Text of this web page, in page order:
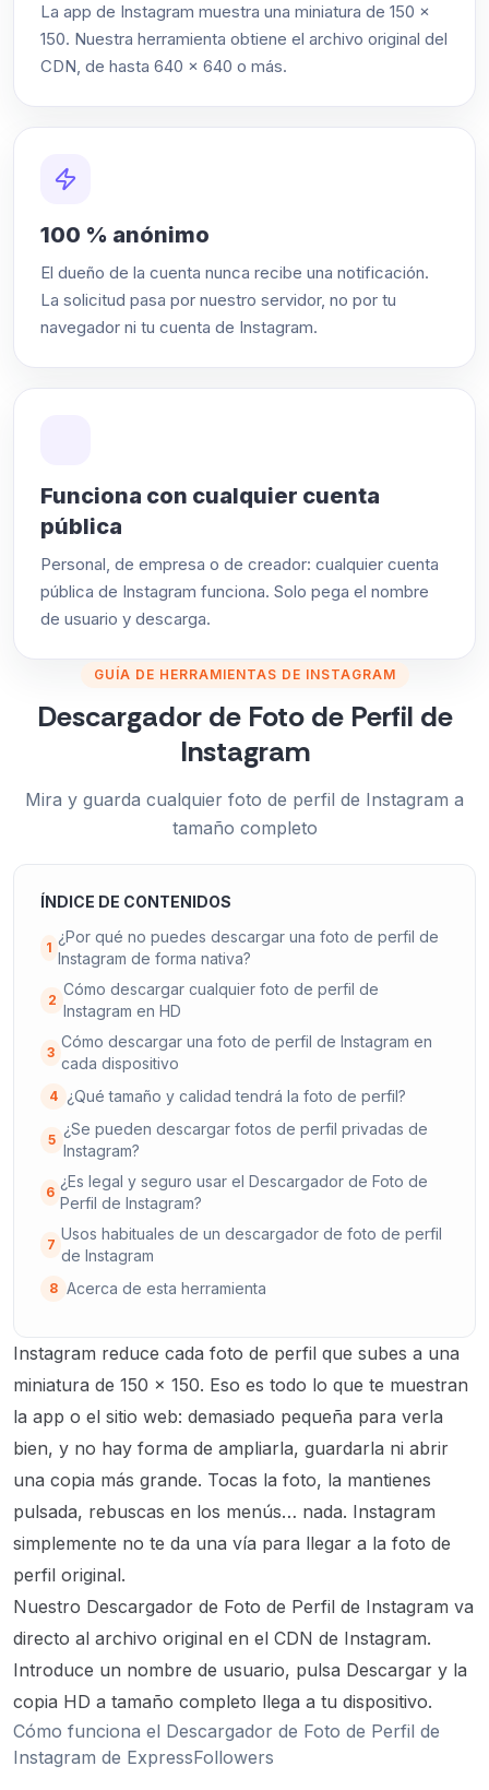
La app de Instagram muestra una miniatura de 150 ×
150. Nuestra herramienta obtiene el archivo original del
CDN, de hasta 640 × 640 o más.
100 % anónimo
El dueño de la cuenta nunca recibe una notificación.
La solicitud pasa por nuestro servidor, no por tu
navegador ni tu cuenta de Instagram.
Funciona con cualquier cuenta
pública
Personal, de empresa o de creador: cualquier cuenta
pública de Instagram funciona. Solo pega el nombre
de usuario y descarga.
GUÍA DE HERRAMIENTAS DE INSTAGRAM
Descargador de Foto de Perfil de
Instagram
Mira y guarda cualquier foto de perfil de Instagram a
tamaño completo
ÍNDICE DE CONTENIDOS
1
¿Por qué no puedes descargar una foto de perfil de
Instagram de forma nativa?
2
Cómo descargar cualquier foto de perfil de
Instagram en HD
3
Cómo descargar una foto de perfil de Instagram en
cada dispositivo
4 ¿Qué tamaño y calidad tendrá la foto de perfil?
5
¿Se pueden descargar fotos de perfil privadas de
Instagram?
6
¿Es legal y seguro usar el Descargador de Foto de
Perfil de Instagram?
7
Usos habituales de un descargador de foto de perfil
de Instagram
8 Acerca de esta herramienta
Instagram reduce cada foto de perfil que subes a una
miniatura de 150 × 150. Eso es todo lo que te muestran
la app o el sitio web: demasiado pequeña para verla
bien, y no hay forma de ampliarla, guardarla ni abrir
una copia más grande. Tocas la foto, la mantienes
pulsada, rebuscas en los menús… nada. Instagram
simplemente no te da una vía para llegar a la foto de
perfil original.
Nuestro Descargador de Foto de Perfil de Instagram va
directo al archivo original en el CDN de Instagram.
Introduce un nombre de usuario, pulsa Descargar y la
copia HD a tamaño completo llega a tu dispositivo.
Cómo funciona el Descargador de Foto de Perfil de
Instagram de ExpressFollowers